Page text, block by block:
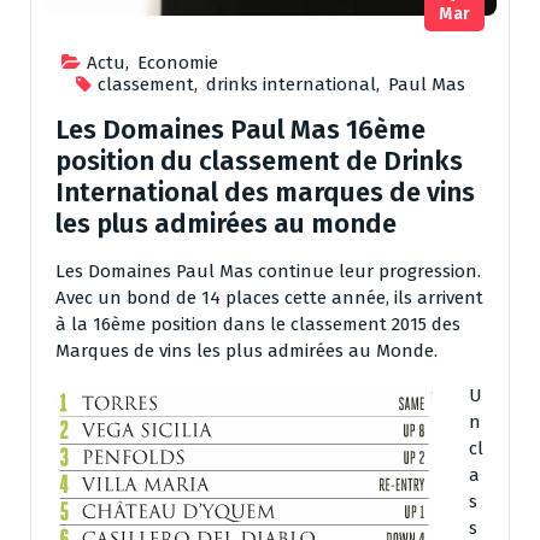
Actu, Economie
classement, drinks international, Paul Mas
Mar
Les Domaines Paul Mas 16ème
position du classement de Drinks
International des marques de vins
les plus admirées au monde
Les Domaines Paul Mas​ continue leur progression.
Avec un bond de 14 places cette année, ils arrivent
à la 16ème position dans le classement 2015 des
Marques de vins les plus admirées au Monde.
U
n
cl
a
s
s